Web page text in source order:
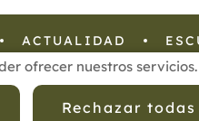
ofrecer nuestros
Rechazar todas
ACTUALIDAD
de Datos
© 2025 - Diseño y